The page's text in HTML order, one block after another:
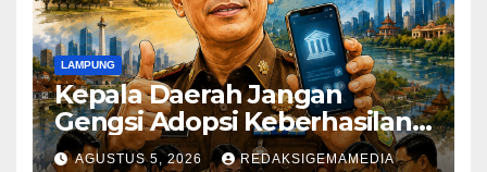
LAMPUNG
Kepala Daerah Jangan
Gengsi Adopsi Keberhasilan
Daerah Lain
AGUSTUS 5, 2026 REDAKSIGEMAMEDIA